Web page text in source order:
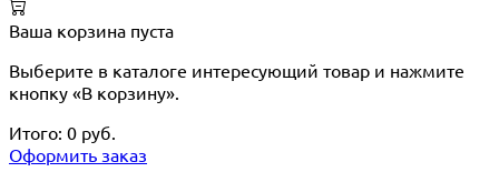
Ваша корзина пуста
Выберите в каталоге интересующий товар и нажмите
кнопку «В корзину».
Итого: 0 руб.
Оформить заказ